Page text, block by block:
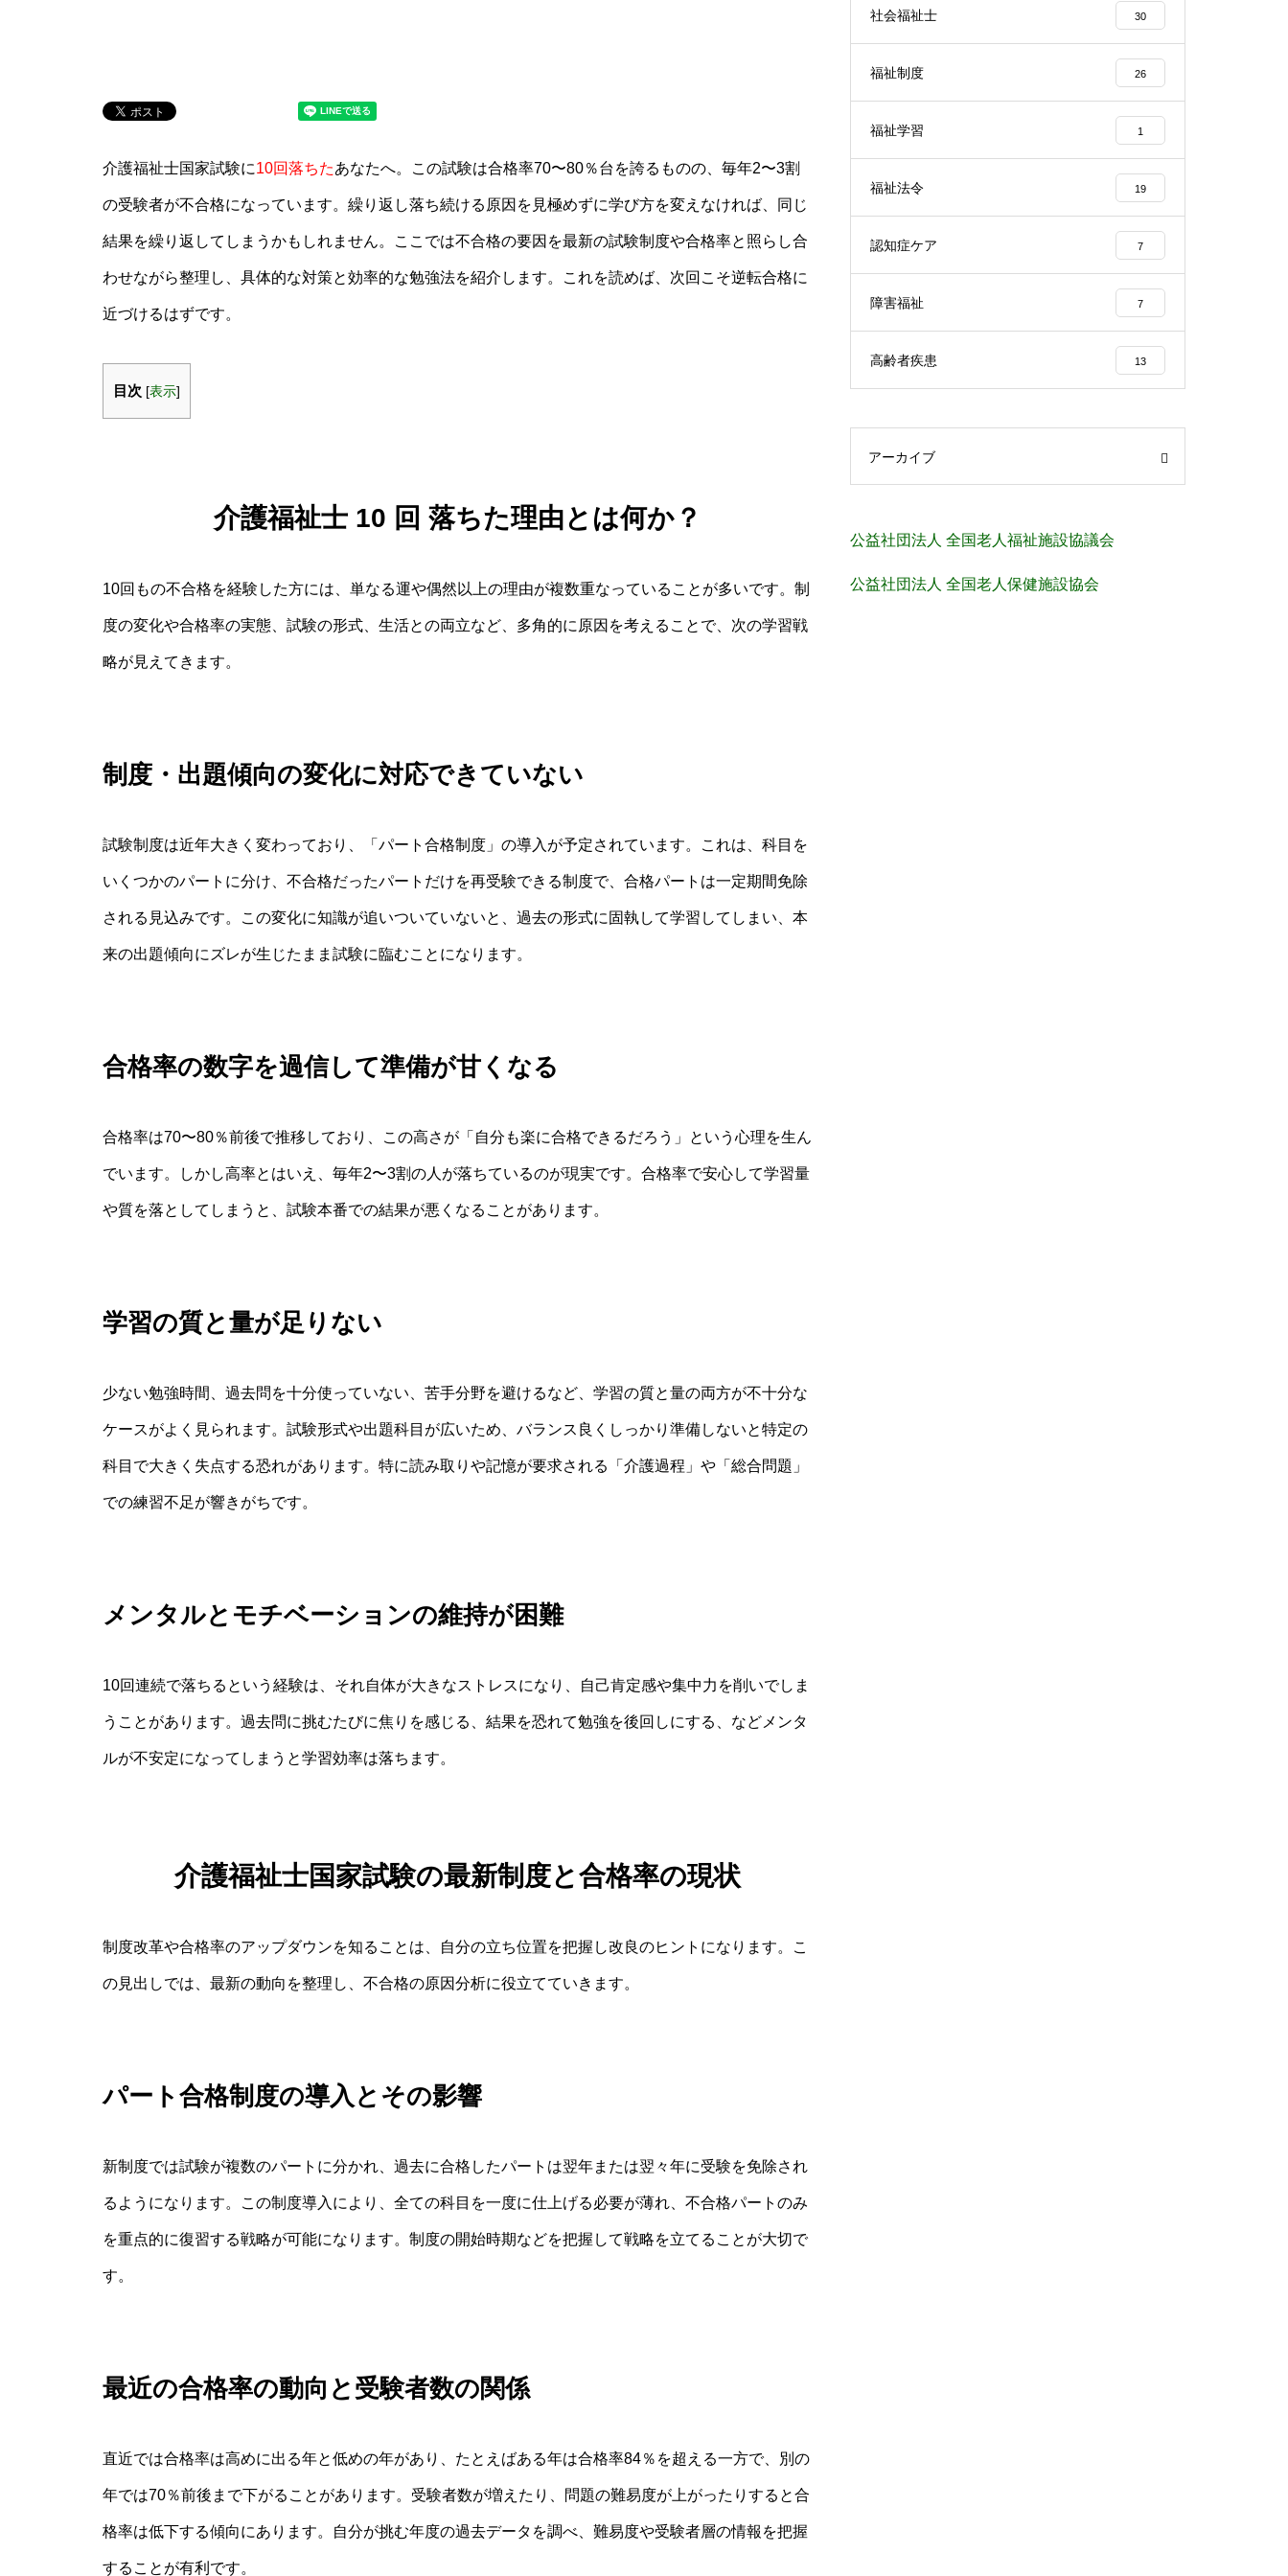
介護福祉士国家試験に10回落ちたあなたへ。この試験は合格率70〜80％台を誇るものの、毎年2〜3割
の受験者が不合格になっています。繰り返し落ち続ける原因を見極めずに学び方を変えなければ、同じ
結果を繰り返してしまうかもしれません。ここでは不合格の要因を最新の試験制度や合格率と照らし合
わせながら整理し、具体的な対策と効率的な勉強法を紹介します。これを読めば、次回こそ逆転合格に
近づけるはずです。
目次 [表示]
介護福祉士 10 回 落ちた理由とは何か？
10回もの不合格を経験した方には、単なる運や偶然以上の理由が複数重なっていることが多いです。制
度の変化や合格率の実態、試験の形式、生活との両立など、多角的に原因を考えることで、次の学習戦
略が見えてきます。
制度・出題傾向の変化に対応できていない
試験制度は近年大きく変わっており、「パート合格制度」の導入が予定されています。これは、科目を
いくつかのパートに分け、不合格だったパートだけを再受験できる制度で、合格パートは一定期間免除
される見込みです。この変化に知識が追いついていないと、過去の形式に固執して学習してしまい、本
来の出題傾向にズレが生じたまま試験に臨むことになります。
合格率の数字を過信して準備が甘くなる
合格率は70〜80％前後で推移しており、この高さが「自分も楽に合格できるだろう」という心理を生ん
でいます。しかし高率とはいえ、毎年2〜3割の人が落ちているのが現実です。合格率で安心して学習量
や質を落としてしまうと、試験本番での結果が悪くなることがあります。
学習の質と量が足りない
少ない勉強時間、過去問を十分使っていない、苦手分野を避けるなど、学習の質と量の両方が不十分な
ケースがよく見られます。試験形式や出題科目が広いため、バランス良くしっかり準備しないと特定の
科目で大きく失点する恐れがあります。特に読み取りや記憶が要求される「介護過程」や「総合問題」
での練習不足が響きがちです。
メンタルとモチベーションの維持が困難
10回連続で落ちるという経験は、それ自体が大きなストレスになり、自己肯定感や集中力を削いでしま
うことがあります。過去問に挑むたびに焦りを感じる、結果を恐れて勉強を後回しにする、などメンタ
ルが不安定になってしまうと学習効率は落ちます。
介護福祉士国家試験の最新制度と合格率の現状
制度改革や合格率のアップダウンを知ることは、自分の立ち位置を把握し改良のヒントになります。こ
の見出しでは、最新の動向を整理し、不合格の原因分析に役立てていきます。
パート合格制度の導入とその影響
新制度では試験が複数のパートに分かれ、過去に合格したパートは翌年または翌々年に受験を免除され
るようになります。この制度導入により、全ての科目を一度に仕上げる必要が薄れ、不合格パートのみ
を重点的に復習する戦略が可能になります。制度の開始時期などを把握して戦略を立てることが大切で
す。
最近の合格率の動向と受験者数の関係
直近では合格率は高めに出る年と低めの年があり、たとえばある年は合格率84％を超える一方で、別の
年では70％前後まで下がることがあります。受験者数が増えたり、問題の難易度が上がったりすると合
格率は低下する傾向にあります。自分が挑む年度の過去データを調べ、難易度や受験者層の情報を把握
することが有利です。
社会福祉士 30
福祉制度 26
福祉学習 1
福祉法令 19
認知症ケア 7
障害福祉 7
高齢者疾患 13
アーカイブ
公益社団法人 全国老人福祉施設協議会
公益社団法人 全国老人保健施設協会